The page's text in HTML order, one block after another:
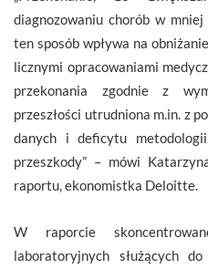
diagnozowaniu chorób w
ten sposób wpływa na
licznymi opracowaniami
przekonania zgodnie z
przeszłości utrudniona m.in. z
danych i deficytu
przeszkody” – mówi
raportu, ekonomistka Deloitte.
W raporcie
laboratoryjnych służących